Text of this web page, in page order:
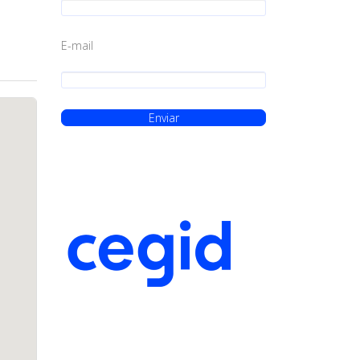
E-mail